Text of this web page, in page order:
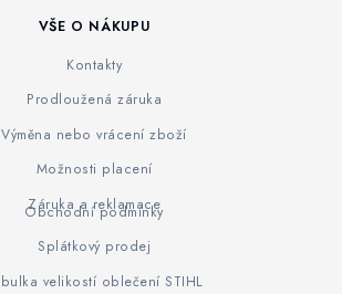
VŠE O NÁKUPU
Kontakty
Prodloužená záruka
Výměna nebo vrácení zboží
Možnosti placení
Záruka a reklamace
Obchodní podmínky
Splátkový prodej
velikostí oblečení STIHL